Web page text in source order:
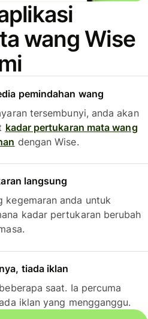
wang Wise
pemindahan wang
tersembunyi, anda akan
kadar pertukaran mata wang
dengan Wise.
langsung
kegemaran anda untuk
kadar pertukaran berubah
tiada iklan
saat. Ia percuma
iklan yang mengganggu.